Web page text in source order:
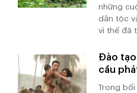
những
dân tộc
vì thế đã
Đào
cầu
Trong